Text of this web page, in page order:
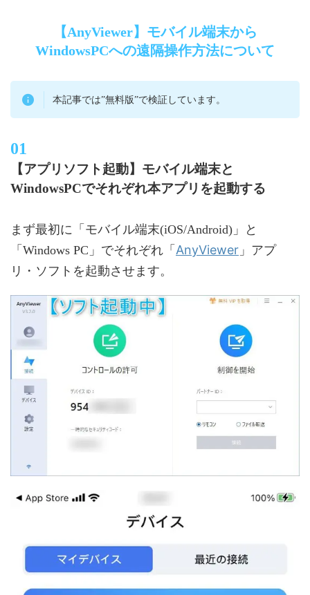
【AnyViewer】モバイル端末から
WindowsPCへの遠隔操作方法について
本記事では”無料版”で検証しています。
【アプリソフト起動】モバイル端末と
WindowsPCでそれぞれ本アプリを起動する
まず最初に「モバイル端末(iOS/Android)」と
「Windows PC」でそれぞれ「 AnyViewer 」アプ
リ・ソフトを起動させます。